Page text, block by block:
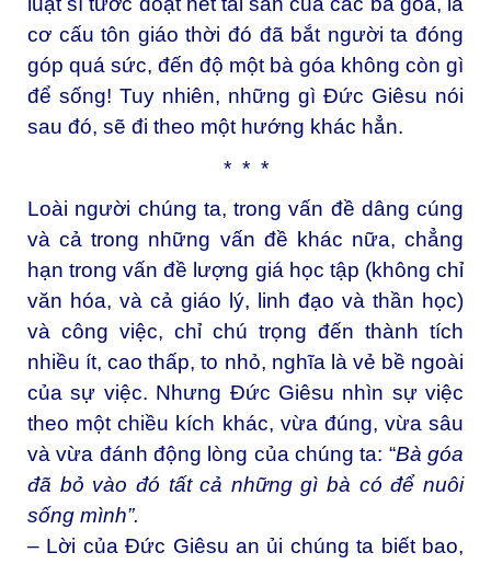
cơ cấu tôn giáo thời đó đã bắt người ta đóng
góp quá sức, đến độ một bà góa không còn gì
để sống! Tuy nhiên, những gì Đức Giêsu nói
sau đó, sẽ đi theo một hướng khác hẳn.
* * *
Loài người chúng ta, trong vấn đề dâng cúng
và cả trong những vấn đề khác nữa, chẳng
hạn trong vấn đề lượng giá học tập (không chỉ
văn hóa, và cả giáo lý, linh đạo và thần học)
và công việc, chỉ chú trọng đến thành tích
nhiều ít, cao thấp, to nhỏ, nghĩa là vẻ bề ngoài
của sự việc. Nhưng Đức Giêsu nhìn sự việc
theo một chiều kích khác, vừa đúng, vừa sâu
và vừa đánh động lòng của chúng ta: “Bà góa
đã bỏ vào đó tất cả những gì bà có để nuôi
sống mình”.
– Lời của Đức Giêsu an ủi chúng ta biết bao,